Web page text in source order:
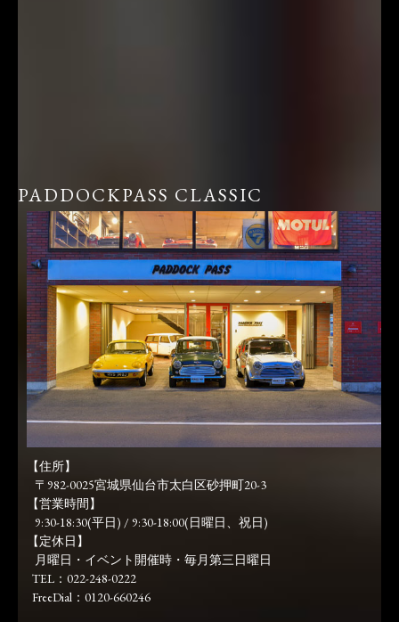
PADDOCKPASS CLASSIC
【住所】
〒982-0025宮城県仙台市太白区砂押町20-3
【営業時間】
9:30-18:30(平日) / 9:30-18:00(日曜日、祝日)
【定休日】
月曜日・イベント開催時・毎月第三日曜日
TEL：022-248-0222
FreeDial：0120-660246